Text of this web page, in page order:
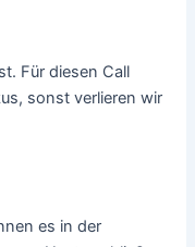
Für diesen Call
sonst verlieren wir
es in der